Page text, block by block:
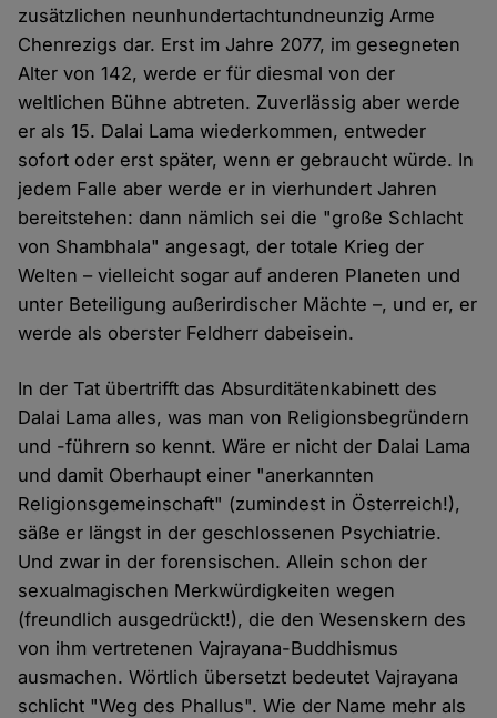
zusätzlichen neunhundertachtundneunzig Arme
Chenrezigs dar. Erst im Jahre 2077, im gesegneten
Alter von 142, werde er für diesmal von der
weltlichen Bühne abtreten. Zuverlässig aber werde
er als 15. Dalai Lama wiederkommen, entweder
sofort oder erst später, wenn er gebraucht würde. In
jedem Falle aber werde er in vierhundert Jahren
bereitstehen: dann nämlich sei die "große Schlacht
von Shambhala" angesagt, der totale Krieg der
Welten – vielleicht sogar auf anderen Planeten und
unter Beteiligung außerirdischer Mächte –, und er, er
werde als oberster Feldherr dabeisein.
In der Tat übertrifft das Absurditätenkabinett des
Dalai Lama alles, was man von Religionsbegründern
und -führern so kennt. Wäre er nicht der Dalai Lama
und damit Oberhaupt einer "anerkannten
Religionsgemeinschaft" (zumindest in Österreich!),
säße er längst in der geschlossenen Psychiatrie.
Und zwar in der forensischen. Allein schon der
sexualmagischen Merkwürdigkeiten wegen
(freundlich ausgedrückt!), die den Wesenskern des
von ihm vertretenen Vajrayana-Buddhismus
ausmachen. Wörtlich übersetzt bedeutet Vajrayana
schlicht "Weg des Phallus". Wie der Name mehr als